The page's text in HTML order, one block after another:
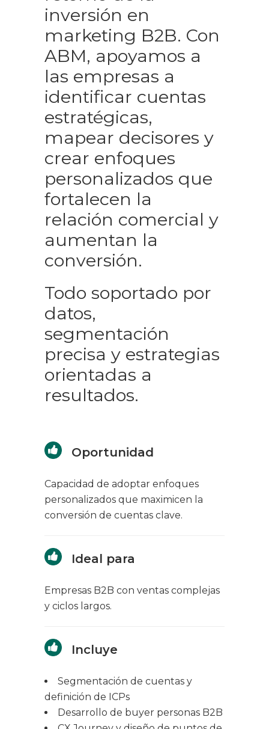
inversión en
marketing B2B. Con
ABM, apoyamos a
las empresas a
identificar cuentas
estratégicas,
mapear decisores y
crear enfoques
personalizados que
fortalecen la
relación comercial y
aumentan la
conversión.
Todo soportado por
datos,
segmentación
precisa y estrategias
orientadas a
resultados.
Oportunidad
Capacidad de adoptar enfoques
personalizados que maximicen la
conversión de cuentas clave.
Ideal para
Empresas B2B con ventas complejas
y ciclos largos.
Incluye
Segmentación de cuentas y
definición de ICPs
Desarrollo de buyer personas B2B